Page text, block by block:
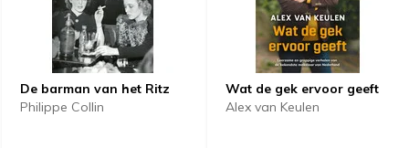
De barman van het Ritz
Philippe Collin
Wat de gek ervoor geeft
Alex van Keulen